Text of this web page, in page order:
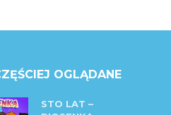
OGLĄDANE
STO LAT –